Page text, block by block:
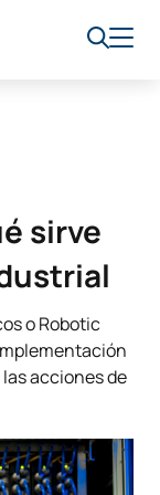
sirve
o Robotic
acciones de